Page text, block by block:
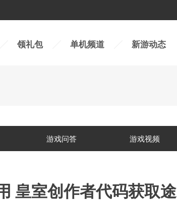
领礼包 单机频道 新游动态
游戏问答 游戏视频
皇室创作者代码获取途